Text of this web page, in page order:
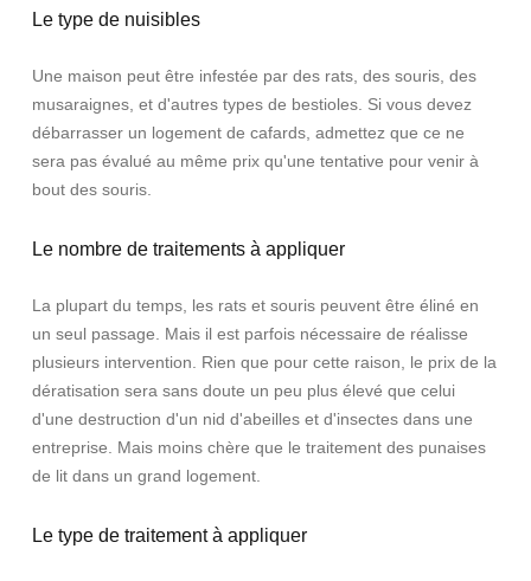
Le type de nuisibles
Une maison peut être infestée par des rats, des souris, des
musaraignes, et d'autres types de bestioles. Si vous devez
débarrasser un logement de cafards, admettez que ce ne
sera pas évalué au même prix qu'une tentative pour venir à
bout des souris.
Le nombre de traitements à appliquer
La plupart du temps, les rats et souris peuvent être éliné en
un seul passage. Mais il est parfois nécessaire de réalisse
plusieurs intervention. Rien que pour cette raison, le prix de la
dératisation sera sans doute un peu plus élevé que celui
d'une destruction d'un nid d'abeilles et d'insectes dans une
entreprise. Mais moins chère que le traitement des punaises
de lit dans un grand logement.
Le type de traitement à appliquer